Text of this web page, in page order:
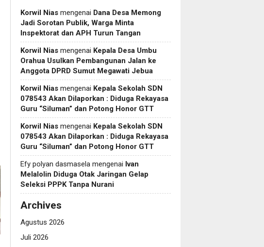
Korwil Nias mengenai Dana Desa Memong
Jadi Sorotan Publik, Warga Minta
Inspektorat dan APH Turun Tangan
Korwil Nias mengenai Kepala Desa Umbu
Orahua Usulkan Pembangunan Jalan ke
Anggota DPRD Sumut Megawati Jebua
Korwil Nias mengenai Kepala Sekolah SDN
078543 Akan Dilaporkan : Diduga Rekayasa
Guru “Siluman” dan Potong Honor GTT
Korwil Nias mengenai Kepala Sekolah SDN
078543 Akan Dilaporkan : Diduga Rekayasa
Guru “Siluman” dan Potong Honor GTT
Efy polyan dasmasela mengenai Ivan
Melalolin Diduga Otak Jaringan Gelap
Seleksi PPPK Tanpa Nurani
Archives
Agustus 2026
Juli 2026